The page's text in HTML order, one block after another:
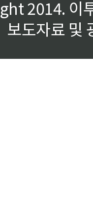
2014. 이
보도자료